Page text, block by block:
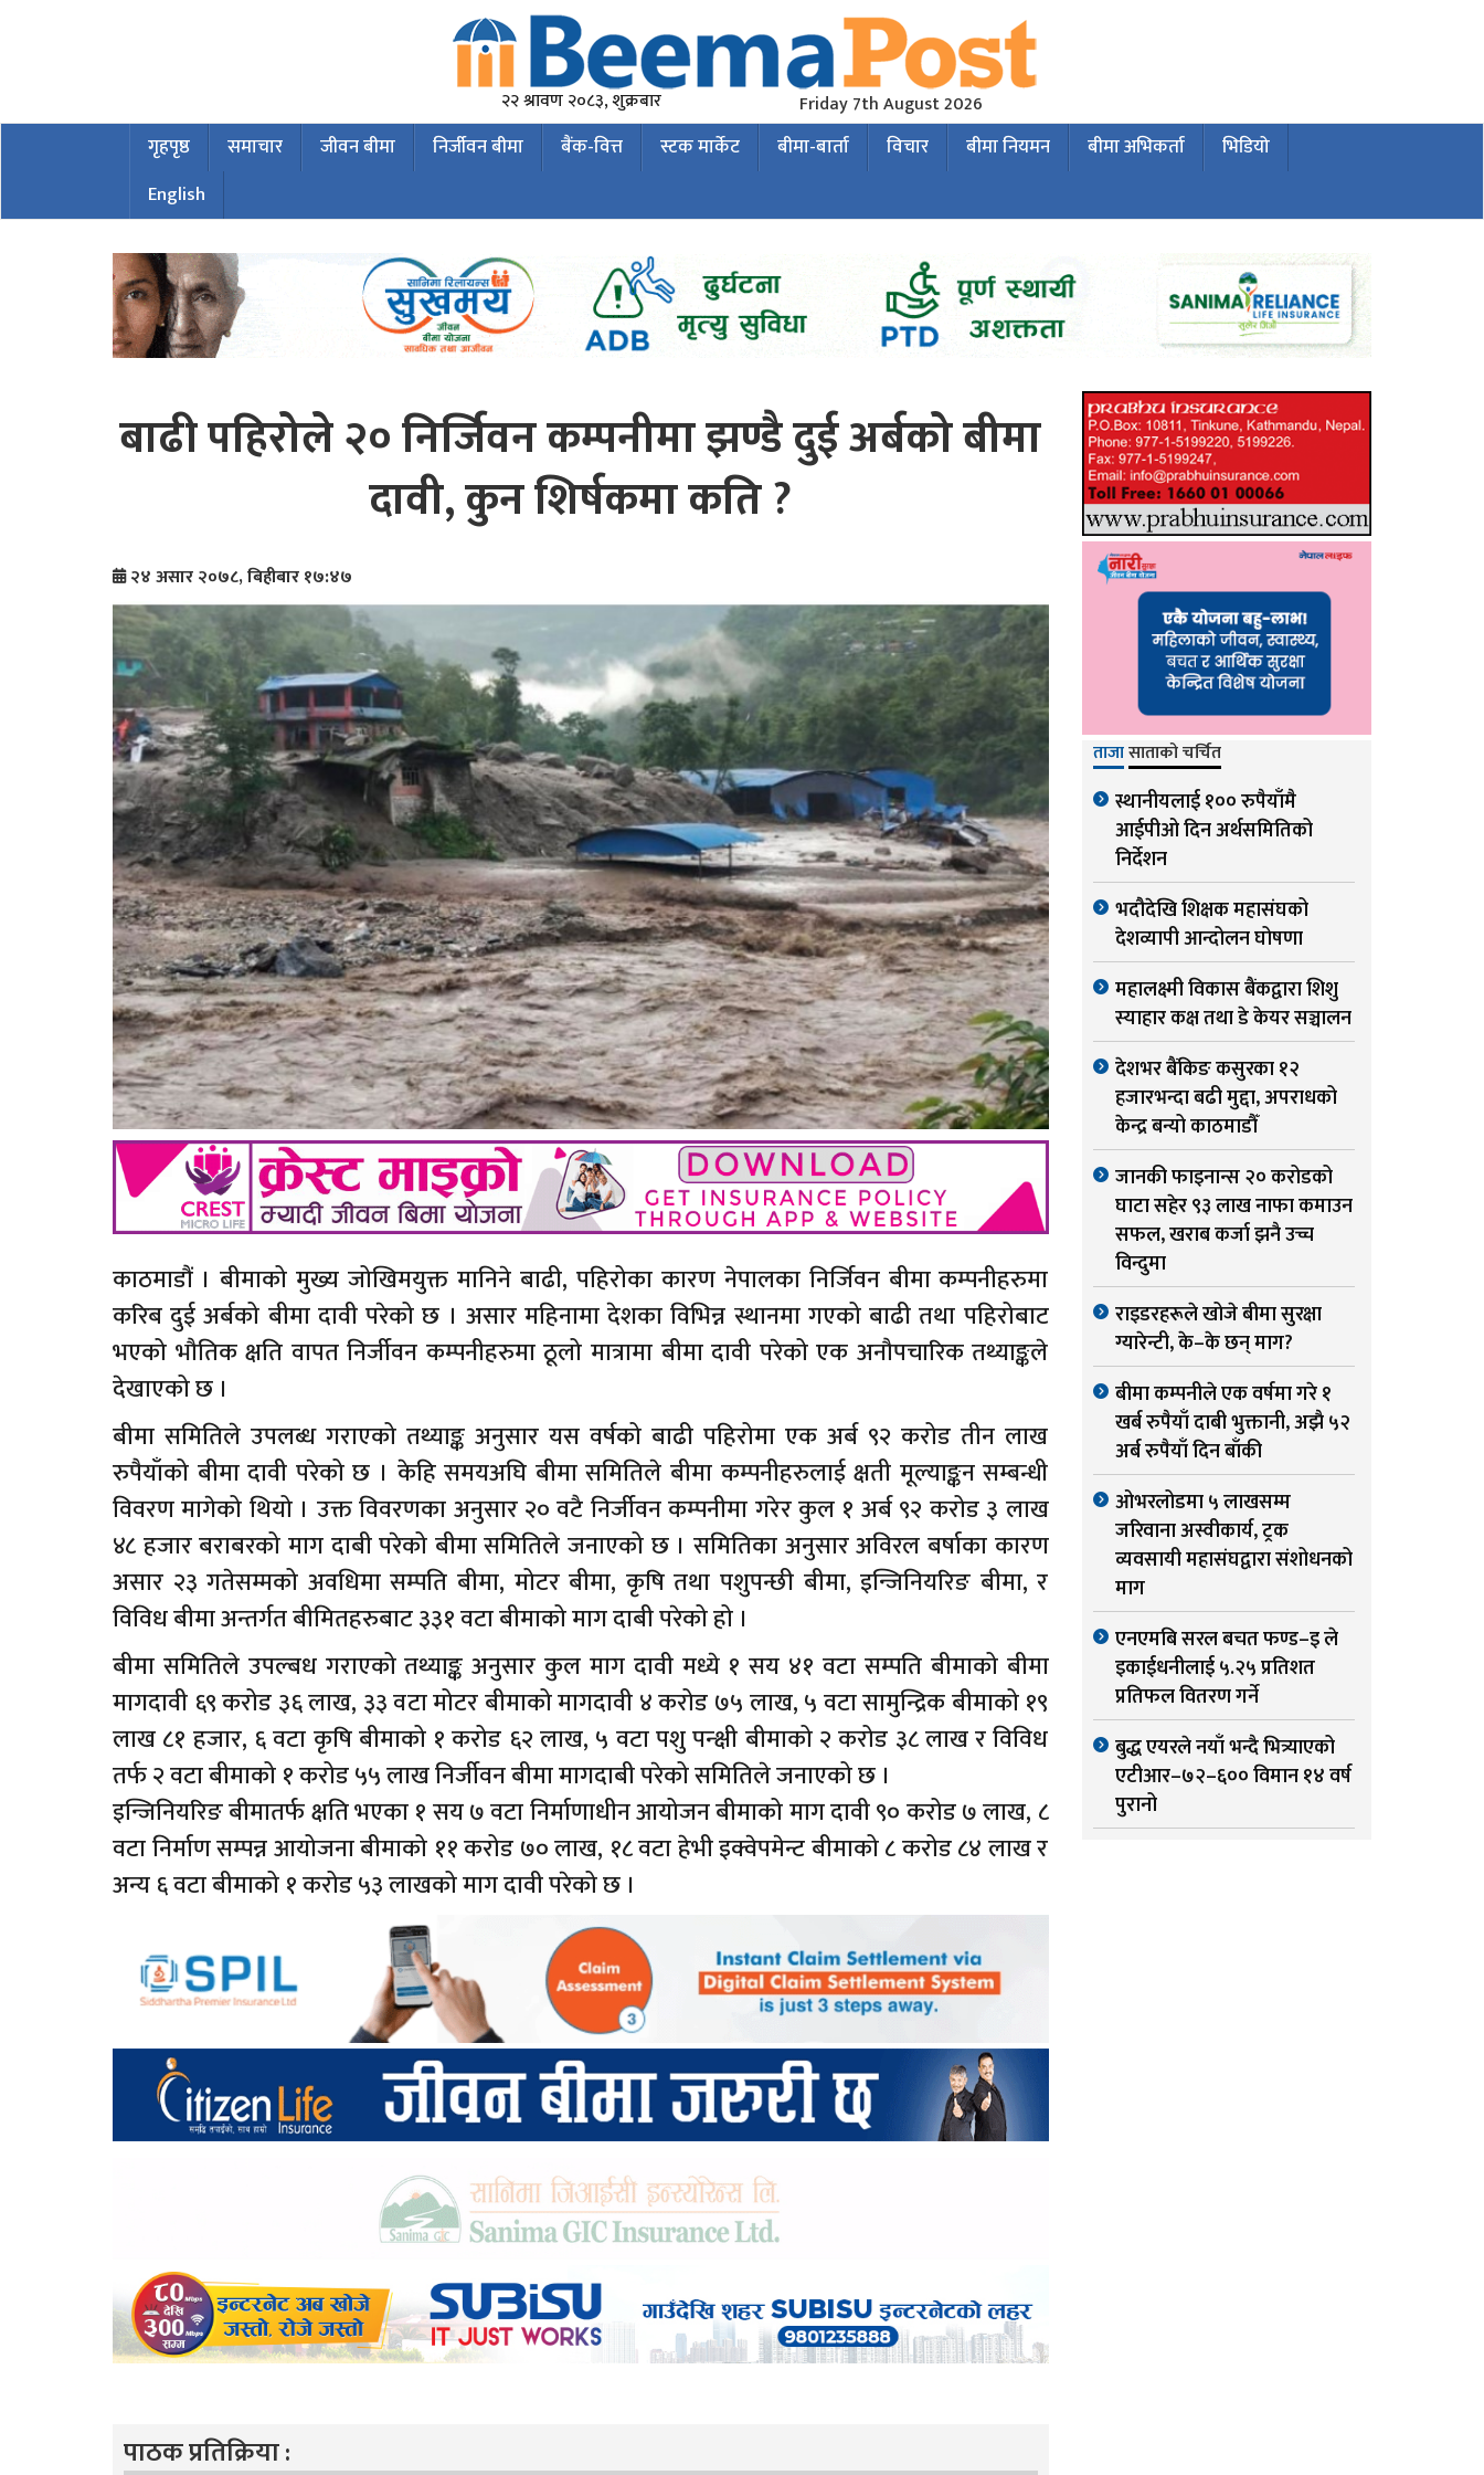
२२ श्रावण २०८३, शुक्रबार Friday 7th August 2026
गृहपृष्ठ समाचार जीवन बीमा निर्जीवन बीमा बैंक-वित्त स्टक मार्केट बीमा-बार्ता विचार बीमा नियमन बीमा अभिकर्ता
भिडियो
English
बाढी पहिरोले २० निर्जिवन कम्पनीमा झण्डै दुई अर्बको बीमा
दावी, कुन शिर्षकमा कति ?
२४ असार २०७८, बिहीबार १७:४७
काठमाडौं । बीमाको मुख्य जोखिमयुक्त मानिने बाढी, पहिरोका कारण नेपालका निर्जिवन बीमा कम्पनीहरुमा
करिब दुई अर्बको बीमा दावी परेको छ । असार महिनामा देशका विभिन्न स्थानमा गएको बाढी तथा पहिरोबाट
भएको भौतिक क्षति वापत निर्जीवन कम्पनीहरुमा ठूलो मात्रामा बीमा दावी परेको एक अनौपचारिक तथ्याङ्कले
देखाएको छ ।
बीमा समितिले उपलब्ध गराएको तथ्याङ्क अनुसार यस वर्षको बाढी पहिरोमा एक अर्ब ९२ करोड तीन लाख
रुपैयाँको बीमा दावी परेको छ । केहि समयअघि बीमा समितिले बीमा कम्पनीहरुलाई क्षती मूल्याङ्कन सम्बन्धी
विवरण मागेको थियो । उक्त विवरणका अनुसार २० वटै निर्जीवन कम्पनीमा गरेर कुल १ अर्ब ९२ करोड ३ लाख
४८ हजार बराबरको माग दाबी परेको बीमा समितिले जनाएको छ । समितिका अनुसार अविरल बर्षाका कारण
असार २३ गतेसम्मको अवधिमा सम्पति बीमा, मोटर बीमा, कृषि तथा पशुपन्छी बीमा, इन्जिनियरिङ बीमा, र
विविध बीमा अन्तर्गत बीमितहरुबाट ३३१ वटा बीमाको माग दाबी परेको हो ।
बीमा समितिले उपल्बध गराएको तथ्याङ्क अनुसार कुल माग दावी मध्ये १ सय ४१ वटा सम्पति बीमाको बीमा
मागदावी ६९ करोड ३६ लाख, ३३ वटा मोटर बीमाको मागदावी ४ करोड ७५ लाख, ५ वटा सामुन्द्रिक बीमाको १९
लाख ८१ हजार, ६ वटा कृषि बीमाको १ करोड ६२ लाख, ५ वटा पशु पन्क्षी बीमाको २ करोड ३८ लाख र विविध
तर्फ २ वटा बीमाको १ करोड ५५ लाख निर्जीवन बीमा मागदाबी परेको समितिले जनाएको छ ।
इन्जिनियरिङ बीमातर्फ क्षति भएका १ सय ७ वटा निर्माणाधीन आयोजन बीमाको माग दावी ९० करोड ७ लाख, ८
वटा निर्माण सम्पन्न आयोजना बीमाको ११ करोड ७० लाख, १८ वटा हेभी इक्वेपमेन्ट बीमाको ८ करोड ८४ लाख र
अन्य ६ वटा बीमाको १ करोड ५३ लाखको माग दावी परेको छ ।
पाठक प्रतिक्रिया :
ताजासाताको चर्चित
स्थानीयलाई १०० रुपैयाँमै
आईपीओ दिन अर्थसमितिको
निर्देशन
भदौदेखि शिक्षक महासंघको
देशव्यापी आन्दोलन घोषणा
महालक्ष्मी विकास बैंकद्वारा शिशु
स्याहार कक्ष तथा डे केयर सञ्चालन
देशभर बैंकिङ कसुरका १२
हजारभन्दा बढी मुद्दा, अपराधको
केन्द्र बन्यो काठमाडौँ
जानकी फाइनान्स २० करोडको
घाटा सहेर ९३ लाख नाफा कमाउन
सफल, खराब कर्जा झनै उच्च
विन्दुमा
राइडरहरूले खोजे बीमा सुरक्षा
ग्यारेन्टी, के–के छन् माग?
बीमा कम्पनीले एक वर्षमा गरे १
खर्ब रुपैयाँ दाबी भुक्तानी, अझै ५२
अर्ब रुपैयाँ दिन बाँकी
ओभरलोडमा ५ लाखसम्म
जरिवाना अस्वीकार्य, ट्रक
व्यवसायी महासंघद्वारा संशोधनको
माग
एनएमबि सरल बचत फण्ड–इ ले
इकाईधनीलाई ५.२५ प्रतिशत
प्रतिफल वितरण गर्ने
बुद्ध एयरले नयाँ भन्दै भित्र्याएको
एटीआर–७२–६०० विमान १४ वर्ष
पुरानो